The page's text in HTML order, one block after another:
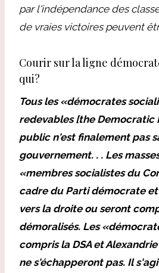
par l'indépendance des
de vraies victoires peuvent
Courir sur la ligne
qui?
Tous les «démocrates
redevables [the Democratic
public n'est finalement pas
gouvernement. . . Les
«membres socialistes du
cadre du Parti démocrate
vers la droite ou seront
démoralisés. Les
compris la DSA et
ne s'échapperont pas. Il